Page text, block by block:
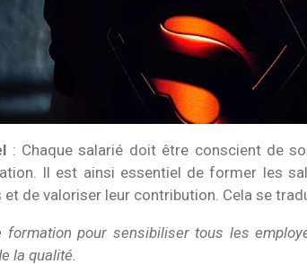
: Chaque salarié doit être conscient de
Il est ainsi essentiel de former les
de valoriser leur contribution. Cela se
formation pour sensibiliser tous les
la qualité.